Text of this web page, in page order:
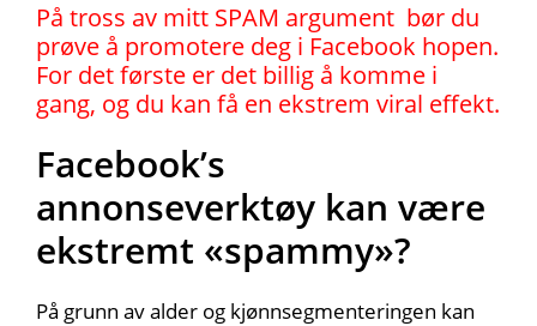
På tross av mitt SPAM argument bør du
prøve å promotere deg i Facebook hopen.
For det første er det billig å komme i
gang, og du kan få en ekstrem viral effekt.
Facebook’s
annonseverktøy kan være
ekstremt «spammy»?
På grunn av alder og kjønnsegmenteringen kan